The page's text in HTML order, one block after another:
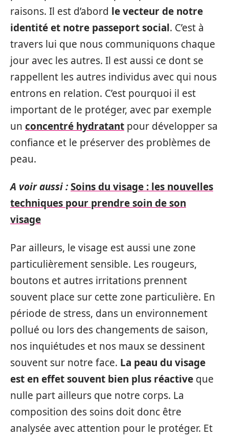
raisons. Il est d’abord le vecteur de notre
identité et notre passeport social. C’est à
travers lui que nous communiquons chaque
jour avec les autres. Il est aussi ce dont se
rappellent les autres individus avec qui nous
entrons en relation. C’est pourquoi il est
important de le protéger, avec par exemple
un concentré hydratant pour développer sa
confiance et le préserver des problèmes de
peau.
A voir aussi :Soins du visage : les nouvelles
techniques pour prendre soin de son
visage
Par ailleurs, le visage est aussi une zone
particulièrement sensible. Les rougeurs,
boutons et autres irritations prennent
souvent place sur cette zone particulière. En
période de stress, dans un environnement
pollué ou lors des changements de saison,
nos inquiétudes et nos maux se dessinent
souvent sur notre face. La peau du visage
est en effet souvent bien plus réactive que
nulle part ailleurs que notre corps. La
composition des soins doit donc être
analysée avec attention pour le protéger. Et